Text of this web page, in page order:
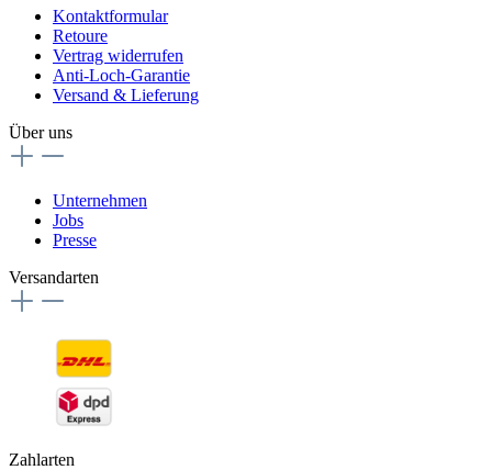
Kontaktformular
Retoure
Vertrag widerrufen
Anti-Loch-Garantie
Versand & Lieferung
Über uns
Unternehmen
Jobs
Presse
Versandarten
Zahlarten